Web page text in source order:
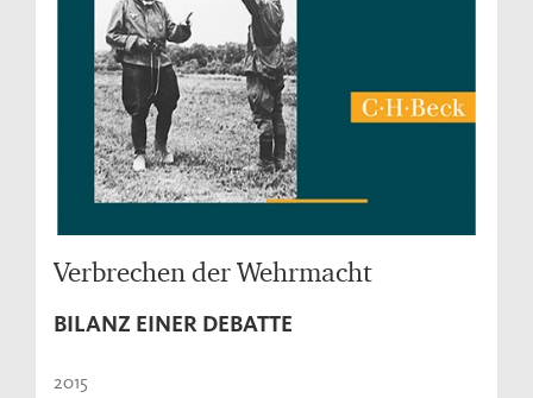
Verbrechen der Wehrmacht
BILANZ EINER DEBATTE
2015